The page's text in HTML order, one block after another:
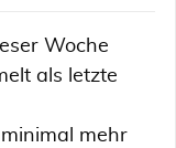
Woche
als letzte
mehr